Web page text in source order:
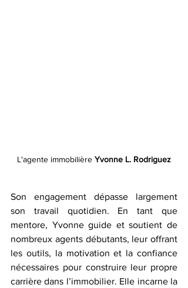
L'agente immobilière Yvonne L. Rodriguez
Son engagement dépasse largement
son travail quotidien. En tant que
mentore, Yvonne guide et soutient de
nombreux agents débutants, leur offrant
les outils, la motivation et la confiance
nécessaires pour construire leur propre
carrière dans l’immobilier. Elle incarne la